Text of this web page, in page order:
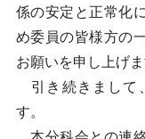
係の安定と正常化
め委員の皆様方の
お願いを申し上げま
引き続きまして
す。